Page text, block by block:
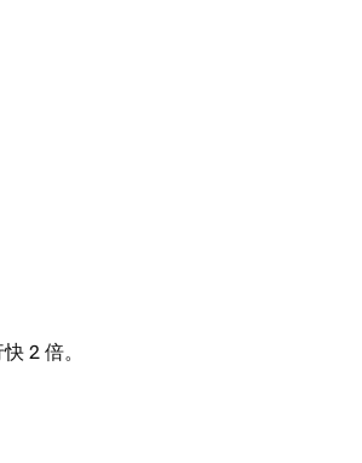
2 倍。